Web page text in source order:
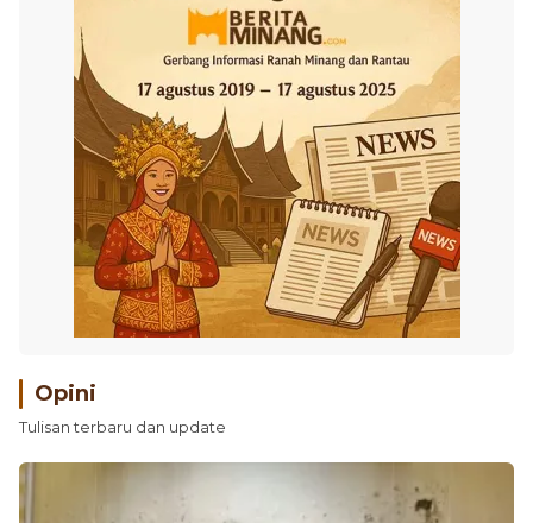
Opini
Tulisan terbaru dan update